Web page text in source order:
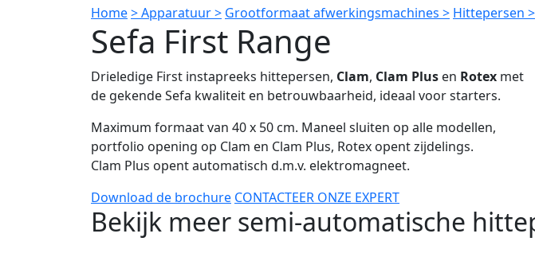
Home> Apparatuur > Grootformaat afwerkingsmachines > Hittepersen >
Sefa First Range
Drieledige First instapreeks hittepersen, Clam, Clam Plus en Rotex met
de gekende Sefa kwaliteit en betrouwbaarheid, ideaal voor starters.
Maximum formaat van 40 x 50 cm. Maneel sluiten op alle modellen,
portfolio opening op Clam en Clam Plus, Rotex opent zijdelings.
Clam Plus opent automatisch d.m.v. elektromagneet.
Download de brochure CONTACTEER ONZE EXPERT
Bekijk meer semi-automatische